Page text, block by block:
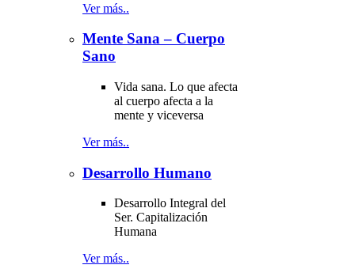
Ver más..
Mente Sana – Cuerpo
Sano
Vida sana. Lo que afecta
al cuerpo afecta a la
mente y viceversa
Ver más..
Desarrollo Humano
Desarrollo Integral del
Ser. Capitalización
Humana
Ver más..